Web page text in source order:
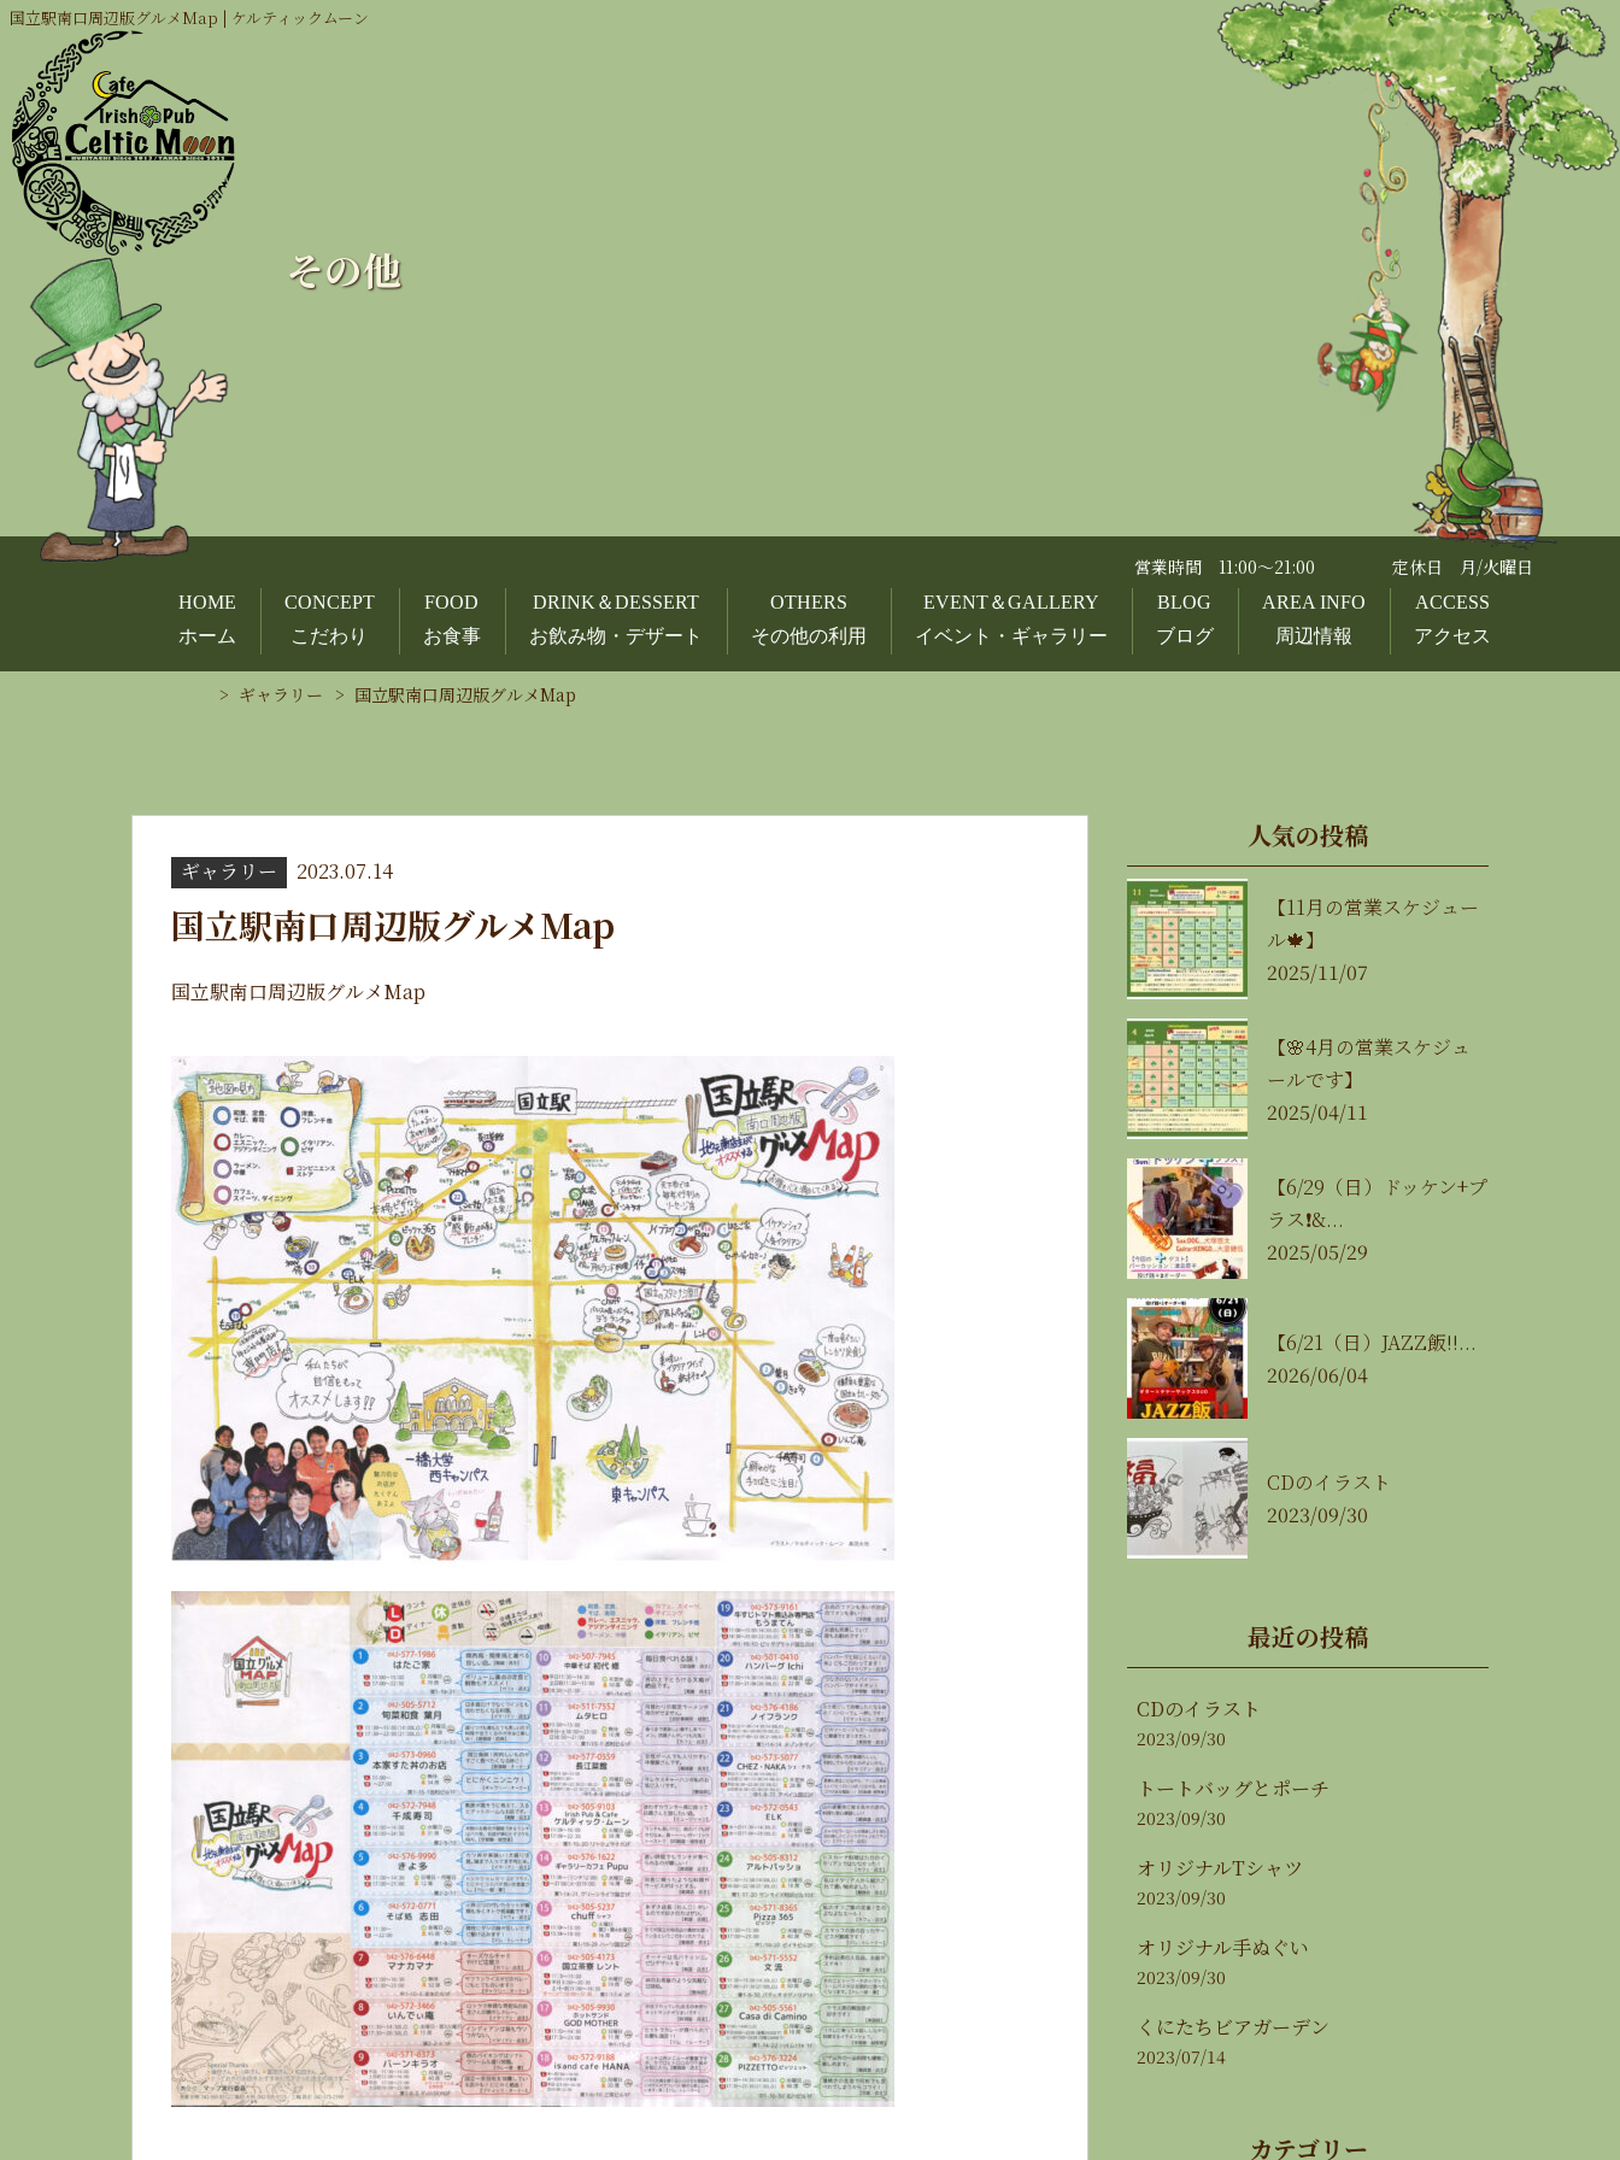
国立駅南口周辺版グルメMap | ケルティックムーン
その他
営業時間 11:00～21:00 定休日 月/火曜日
HOME
ホーム
CONCEPT
こだわり
FOOD
お食事
DRINK＆DESSERT
お飲み物・デザート
OTHERS
その他の利用
EVENT＆GALLERY
イベント・ギャラリー
BLOG
ブログ
AREA INFO
周辺情報
ACCESS
アクセス
ギャラリー 国立駅南口周辺版グルメMap
ギャラリー 2023.07.14
国立駅南口周辺版グルメMap
国立駅南口周辺版グルメMap
人気の投稿
【11月の営業スケジュー
ル🍁】
2025/11/07
【🌸4月の営業スケジュ
ールです】
2025/04/11
【6/29（日）ドッケン+プ
ラス❗&...
2025/05/29
【6/21（日）JAZZ飯‼...
2026/06/04
CDのイラスト
2023/09/30
最近の投稿
CDのイラスト
2023/09/30
トートバッグとポーチ
2023/09/30
オリジナルTシャツ
2023/09/30
オリジナル手ぬぐい
2023/09/30
くにたちビアガーデン
2023/07/14
カテゴリー